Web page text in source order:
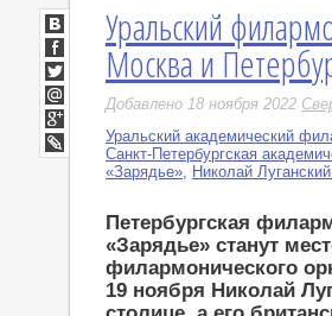
Уральский
Москва и
Добавлено 18 ноября 2022
Уральский академический
Санкт-Петербургская
«Зарядье» Николай
Петербургская
«Зарядье» станут
филармонического
19 ноября Николай
ВКонтакте
Facebook
Twitter
Мой
Мир
Google+
LiveJournal